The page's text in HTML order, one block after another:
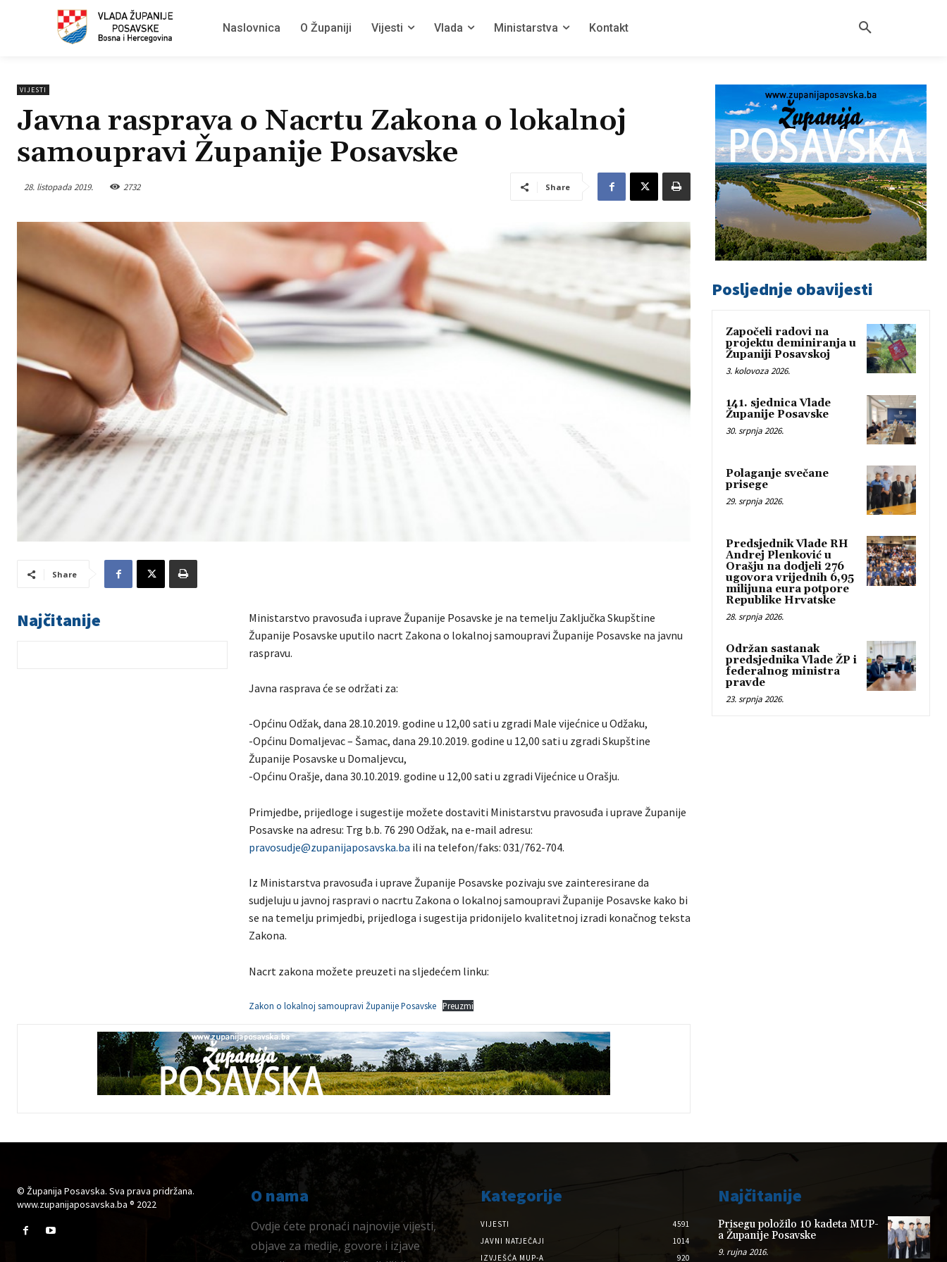
Naslovnica O Županiji Vijesti Vlada Ministarstva Kontakt
VIJESTI
Javna rasprava o Nacrtu Zakona o lokalnoj
samoupravi Županije Posavske
28. listopada 2019. 2732 Share
Share
Najčitanije
Ministarstvo pravosuđa i uprave Županije Posavske je na temelju Zaključka Skupštine
Županije Posavske uputilo nacrt Zakona o lokalnoj samoupravi Županije Posavske na javnu
raspravu.
Javna rasprava će se održati za:
-Općinu Odžak, dana 28.10.2019. godine u 12,00 sati u zgradi Male vijećnice u Odžaku,
-Općinu Domaljevac – Šamac, dana 29.10.2019. godine u 12,00 sati u zgradi Skupštine
Županije Posavske u Domaljevcu,
-Općinu Orašje, dana 30.10.2019. godine u 12,00 sati u zgradi Vijećnice u Orašju.
Primjedbe, prijedloge i sugestije možete dostaviti Ministarstvu pravosuđa i uprave Županije
Posavske na adresu: Trg b.b. 76 290 Odžak, na e-mail adresu:
pravosudje@zupanijaposavska.ba ili na telefon/faks: 031/762-704.
Iz Ministarstva pravosuđa i uprave Županije Posavske pozivaju sve zainteresirane da
sudjeluju u javnoj raspravi o nacrtu Zakona o lokalnoj samoupravi Županije Posavske kako bi
se na temelju primjedbi, prijedloga i sugestija pridonijelo kvalitetnoj izradi konačnog teksta
Zakona.
Nacrt zakona možete preuzeti na sljedećem linku:
Zakon o lokalnoj samoupravi Županije Posavske Preuzmi
Posljednje obavijesti
Započeli radovi na
projektu deminiranja u
Županiji Posavskoj
3. kolovoza 2026.
141. sjednica Vlade
Županije Posavske
30. srpnja 2026.
Polaganje svečane
prisege
29. srpnja 2026.
Predsjednik Vlade RH
Andrej Plenković u
Orašju na dodjeli 276
ugovora vrijednih 6,95
milijuna eura potpore
Republike Hrvatske
28. srpnja 2026.
Održan sastanak
predsjednika Vlade ŽP i
federalnog ministra
pravde
23. srpnja 2026.
© Županija Posavska. Sva prava pridržana.
www.zupanijaposavska.ba ® 2022
O nama
Ovdje ćete pronaći najnovije vijesti,
objave za medije, govore i izjave
Kategorije
VIJESTI
4591
JAVNI NATJEČAJI
1014
IZVJEŠĆA MUP-A
920
Najčitanije
Prisegu položilo 10 kadeta MUP-
a Županije Posavske
9. rujna 2016.